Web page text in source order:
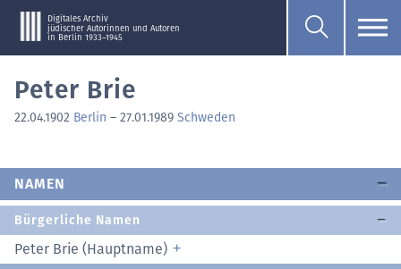
Digitales Archiv
jüdischer Autorinnen und Autoren
in Berlin 1933–1945
Peter Brie
22.04.1902 Berlin – 27.01.1989 Schweden
NAMEN
Bürgerliche Namen
Peter Brie (Hauptname)